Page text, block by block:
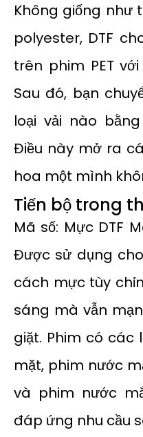
Không giống như
polyester, DTF
trên phim PET
Sau đó, bạn
loại vải nào
Điều này mở ra
hoa một mình
Tiến bộ trong
Mã số: Mực DTF
Được sử dụng
cách mực tùy
sáng mà vẫn
giặt. Phim có các
mặt, phim nước
và phim nước
đáp ứng nhu cầu